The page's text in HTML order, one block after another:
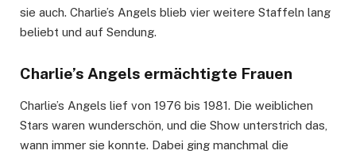
sie auch. Charlie’s Angels blieb vier weitere Staffeln lang
beliebt und auf Sendung.
Charlie’s Angels ermächtigte Frauen
Charlie’s Angels lief von 1976 bis 1981. Die weiblichen
Stars waren wunderschön, und die Show unterstrich das,
wann immer sie konnte. Dabei ging manchmal die